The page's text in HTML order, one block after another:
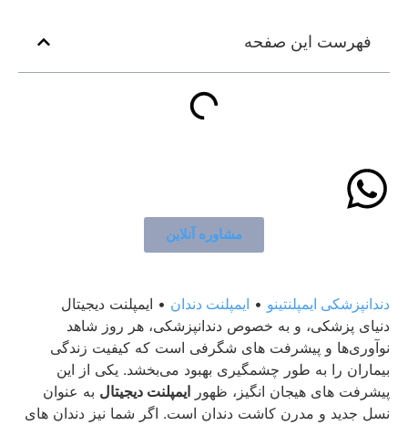
فهرست این صفحه
مشاوره آنلاین
دندانپزشکی ایمپلنتینو • ایمپلنت دندان • ایمپلنت دیجیتال
دنیای پزشکی، و به خصوص دندانپزشکی، هر روز شاهد
نوآوری‌ها و پیشرفت‌ های شگرفی است که کیفیت زندگی
بیماران را به طور چشمگیری بهبود می‌بخشد. یکی از این
پیشرفت‌ های هیجان‌ انگیز، ظهور ایمپلنت دیجیتال به عنوان
نسل جدید و مدرن کاشت دندان است. اگر شما نیز دندان‌ های